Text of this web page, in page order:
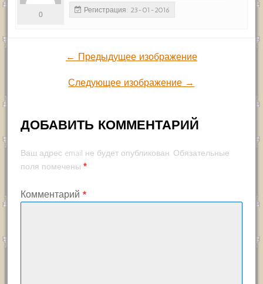
0
Регистрация: 23-01-2016
← Предыдущее изображение
Следующее изображение →
ДОБАВИТЬ КОММЕНТАРИЙ
Ваш адрес email не будет опубликован. Обязательные
поля помечены *
Комментарий *